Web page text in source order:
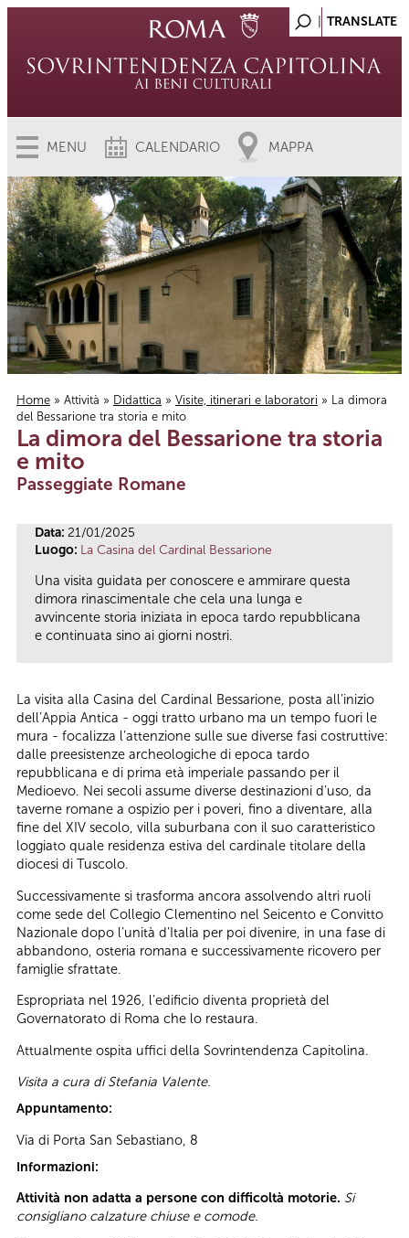
MENU CALENDARIO MAPPA
Tu sei qui
Home » Attività » Didattica » Visite, itinerari e laboratori » La dimora
del Bessarione tra storia e mito
La dimora del Bessarione tra storia
e mito
Passeggiate Romane
Data: 21/01/2025
Luogo: La Casina del Cardinal Bessarione
Una visita guidata per conoscere e ammirare questa
dimora rinascimentale che cela una lunga e
avvincente storia iniziata in epoca tardo repubblicana
e continuata sino ai giorni nostri.
La visita alla Casina del Cardinal Bessarione, posta all’inizio
dell’Appia Antica - oggi tratto urbano ma un tempo fuori le
mura - focalizza l’attenzione sulle sue diverse fasi costruttive:
dalle preesistenze archeologiche di epoca tardo
repubblicana e di prima età imperiale passando per il
Medioevo. Nei secoli assume diverse destinazioni d’uso, da
taverne romane a ospizio per i poveri, fino a diventare, alla
fine del XIV secolo, villa suburbana con il suo caratteristico
loggiato quale residenza estiva del cardinale titolare della
diocesi di Tuscolo.
Successivamente si trasforma ancora assolvendo altri ruoli
come sede del Collegio Clementino nel Seicento e Convitto
Nazionale dopo l’unità d’Italia per poi divenire, in una fase di
abbandono, osteria romana e successivamente ricovero per
famiglie sfrattate.
Espropriata nel 1926, l’edificio diventa proprietà del
Governatorato di Roma che lo restaura.
Attualmente ospita uffici della Sovrintendenza Capitolina.
Visita a cura di Stefania Valente.
Appuntamento:
Via di Porta San Sebastiano, 8
Informazioni:
Attività non adatta a persone con difficoltà motorie. Si
consigliano calzature chiuse e comode.